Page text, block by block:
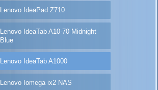
Lenovo IdeaPad Z710
Lenovo IdeaTab A10-70 Midnight
Blue
Lenovo IdeaTab A1000
Lenovo Iomega ix2 NAS